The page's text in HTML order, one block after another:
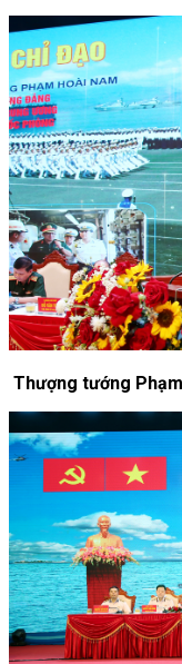
Thượng tướng